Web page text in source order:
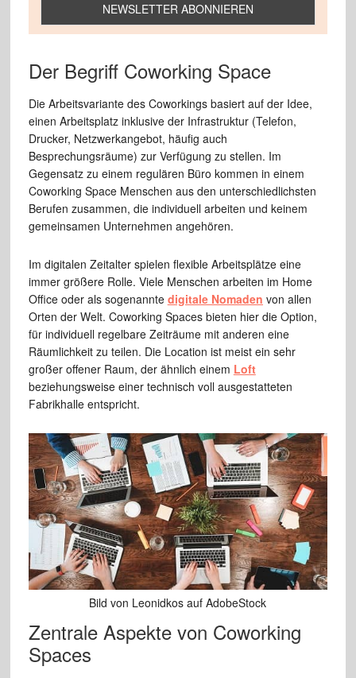
Der Begriff Coworking Space
Die Arbeitsvariante des Coworkings basiert auf der Idee,
einen Arbeitsplatz inklusive der Infrastruktur (Telefon,
Drucker, Netzwerkangebot, häufig auch
Besprechungsräume) zur Verfügung zu stellen. Im
Gegensatz zu einem regulären Büro kommen in einem
Coworking Space Menschen aus den unterschiedlichsten
Berufen zusammen, die individuell arbeiten und keinem
gemeinsamen Unternehmen angehören.
Im digitalen Zeitalter spielen flexible Arbeitsplätze eine
immer größere Rolle. Viele Menschen arbeiten im Home
Office oder als sogenannte digitale Nomaden von allen
Orten der Welt. Coworking Spaces bieten hier die Option,
für individuell regelbare Zeiträume mit anderen eine
Räumlichkeit zu teilen. Die Location ist meist ein sehr
großer offener Raum, der ähnlich einem Loft
beziehungsweise einer technisch voll ausgestatteten
Fabrikhalle entspricht.
Bild von Leonidkos auf AdobeStock
Zentrale Aspekte von Coworking
Spaces